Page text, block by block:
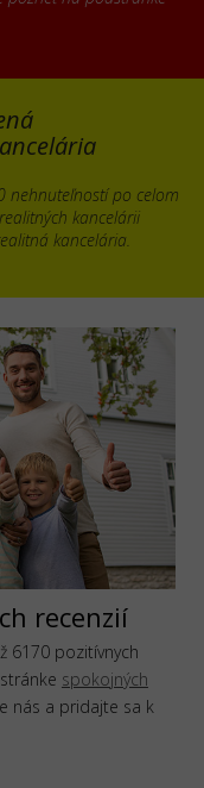
nehnuteľností po celom
kancelárii
kancelária.
recenzií
6170 pozitívnych
spokojných
nás a pridajte sa k